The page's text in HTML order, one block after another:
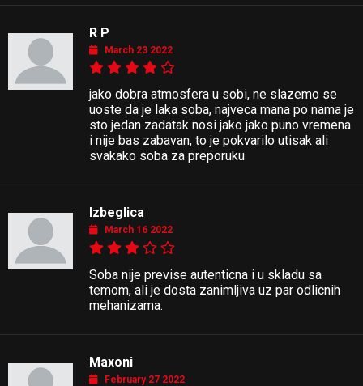
R P
March 23 2022
jako dobra atmosfera u sobi, ne slazemo se
uoste da je laka soba, najveca mana po nama je
sto jedan zadatak nosi jako jako puno vremena
i nije bas zabavan, to je pokvarilo utisak ali
svakako soba za preporuku
Izbeglica
March 16 2022
Soba nije previse autenticna i u skladu sa
temom, ali je dosta zanimljiva uz par odlicnih
mehanizama.
Maxoni
February 27 2022